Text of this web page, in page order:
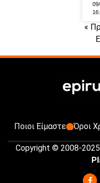
«
Ποιοι Είμαστε Όροι
Copyright © 2008-